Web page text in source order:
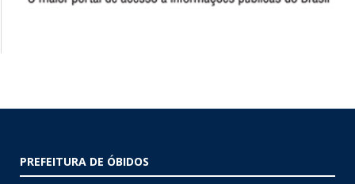
PREFEITURA DE ÓBIDOS